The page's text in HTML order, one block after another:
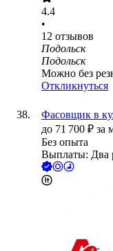
4.4
•
12 отзывов
Подольск
Подольск
Можно без
Откликнуться
Фасовщик в
до 71 700 ₽ за
Без опыта
Выплаты: Два